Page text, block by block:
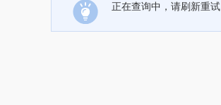
正在查询中，请刷新重试